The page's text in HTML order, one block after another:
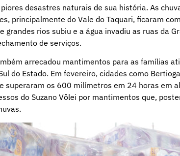
piores desastres naturais de sua história. As
principalmente do Vale do Taquari, ficaram
grandes rios subiu e a água invadiu as ruas da
de serviços.
arrecadou mantimentos para as famílias
do Estado. Em fevereiro, cidades como
os 600 milímetros em 24 horas em
do Suzano Vôlei por mantimentos que,